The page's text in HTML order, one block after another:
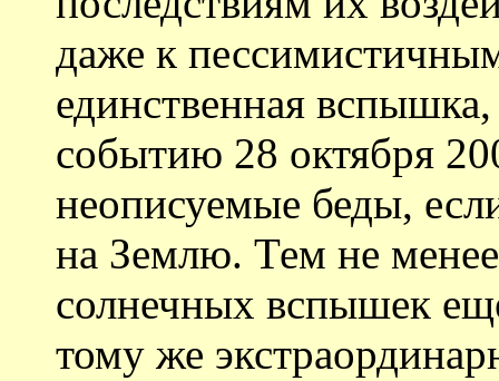
даже к
единственная
событию 28 октября
неописуемые беды,
на Землю. Тем не
солнечных вспышек
тому же